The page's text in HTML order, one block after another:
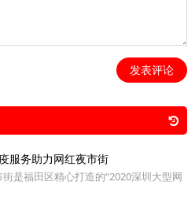
发表评论
服务助力网红夜市街
是福田区精心打造的“2020深圳大型网